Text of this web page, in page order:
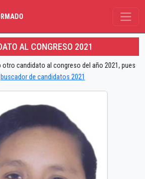
AL CONGRESO 2021
candidato al congreso del año 2021, pues
buscador de candidatos 2021